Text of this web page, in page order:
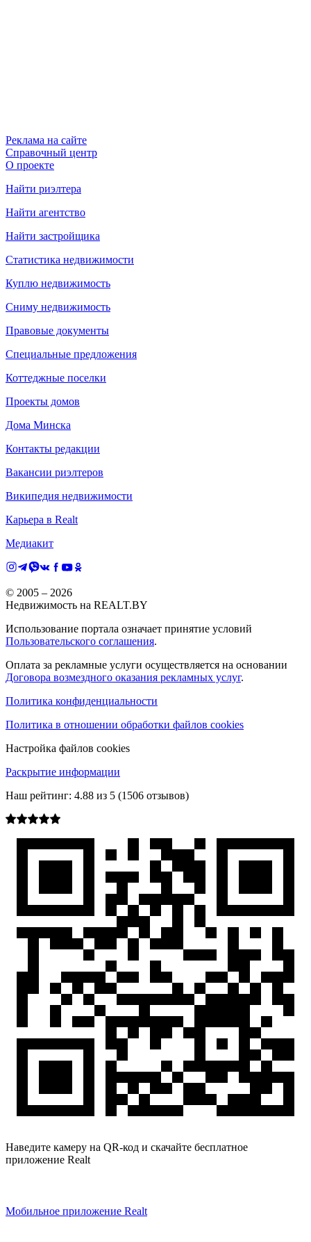
Реклама на сайте
Справочный центр
О проекте
Найти риэлтера
Найти агентство
Найти застройщика
Статистика недвижимости
Куплю недвижимость
Сниму недвижимость
Правовые документы
Специальные предложения
Коттеджные поселки
Проекты домов
Дома Минска
Контакты редакции
Вакансии риэлтеров
Википедия недвижимости
Карьера в Realt
Медиакит
© 2005 – 2026
Недвижимость на REALT.BY
Использование портала означает принятие условий
Пользовательского соглашения.
Оплата за рекламные услуги осуществляется на основании
Договора возмездного оказания рекламных услуг.
Политика конфиденциальности
Политика в отношении обработки файлов cookies
Настройка файлов cookies
Раскрытие информации
Наш рейтинг: 4.88 из 5 (1506 отзывов)
Наведите камеру на QR-код и скачайте бесплатное
приложение Realt
Мобильное приложение Realt